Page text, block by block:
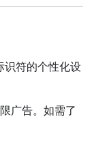
识符的个性化设
广告。如需了